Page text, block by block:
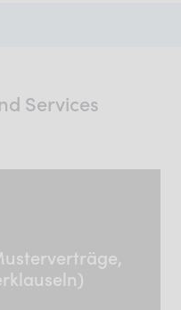
Services